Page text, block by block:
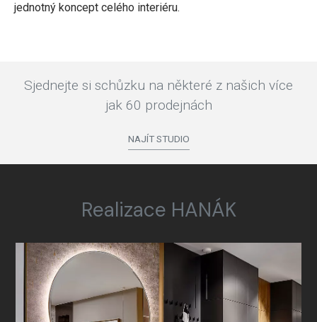
jednotný koncept celého interiéru.
Sjednejte si schůzku na některé z našich více
jak 60 prodejnách
NAJÍT STUDIO
Realizace HANÁK